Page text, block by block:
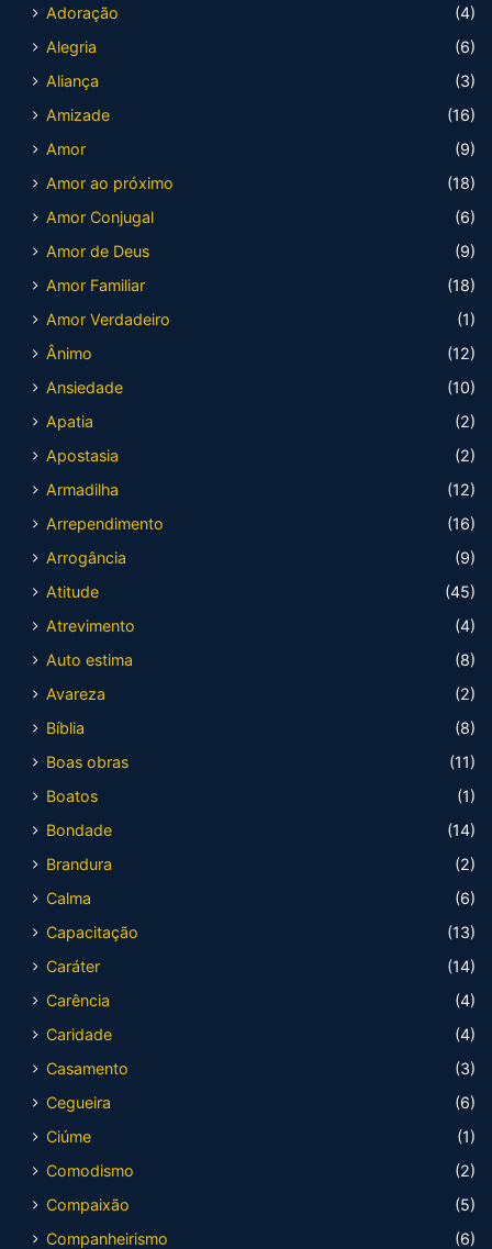
Adoração
(4)
Alegria
(6)
Aliança
(3)
Amizade
(16)
Amor
(9)
Amor ao próximo
(18)
Amor Conjugal
(6)
Amor de Deus
(9)
Amor Familiar
(18)
Amor Verdadeiro
(1)
Ânimo
(12)
Ansiedade
(10)
Apatia
(2)
Apostasia
(2)
Armadilha
(12)
Arrependimento
(16)
Arrogância
(9)
Atitude
(45)
Atrevimento
(4)
Auto estima
(8)
Avareza
(2)
Bíblia
(8)
Boas obras
(11)
Boatos
(1)
Bondade
(14)
Brandura
(2)
Calma
(6)
Capacitação
(13)
Caráter
(14)
Carência
(4)
Caridade
(4)
Casamento
(3)
Cegueira
(6)
Ciúme
(1)
Comodismo
(2)
Compaixão
(5)
Companheirismo
(6)